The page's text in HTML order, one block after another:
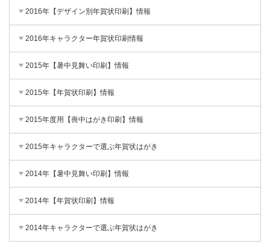
2016年【デザイン別年賀状印刷】情報
2016年キャラクター年賀状印刷情報
2015年【暑中見舞い印刷】情報
2015年【年賀状印刷】情報
2015年度用【喪中はがき印刷】情報
2015年キャラクターで選ぶ年賀状はがき
2014年【暑中見舞い印刷】情報
2014年【年賀状印刷】情報
2014年キャラクターで選ぶ年賀状はがき